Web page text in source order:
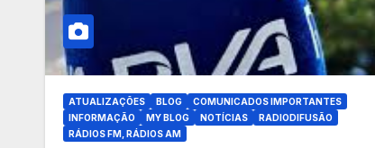
ATUALIZAÇÕES BLOG
COMUNICADOS IMPORTANTES
INFORMAÇÃO
MY BLOG NOTÍCIAS
RADIODIFUSÃO
RÁDIOS FM, RÁDIOS AM